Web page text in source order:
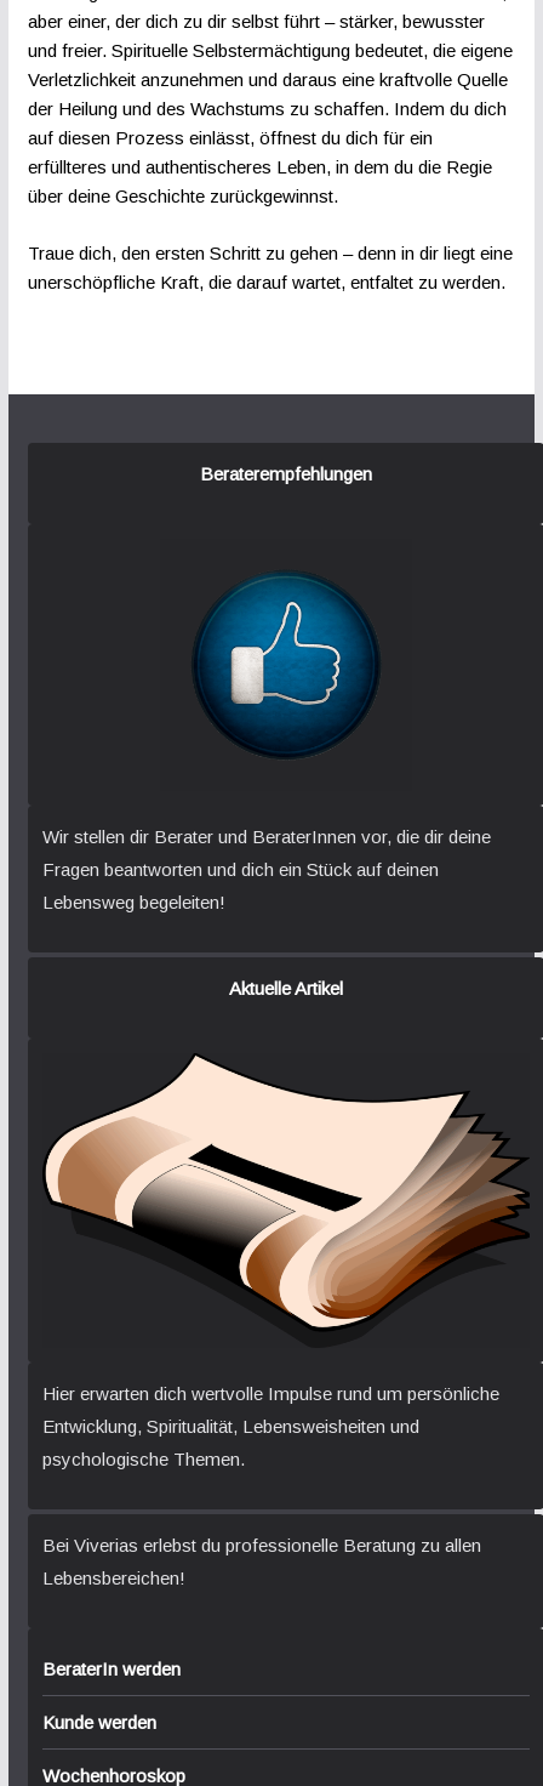
aber einer, der dich zu dir selbst führt – stärker, bewusster
und freier. Spirituelle Selbstermächtigung bedeutet, die eigene
Verletzlichkeit anzunehmen und daraus eine kraftvolle Quelle
der Heilung und des Wachstums zu schaffen. Indem du dich
auf diesen Prozess einlässt, öffnest du dich für ein
erfüllteres und authentischeres Leben, in dem du die Regie
über deine Geschichte zurückgewinnst.
Traue dich, den ersten Schritt zu gehen – denn in dir liegt eine
unerschöpfliche Kraft, die darauf wartet, entfaltet zu werden.
Beraterempfehlungen
Wir stellen dir Berater und BeraterInnen vor, die dir deine
Fragen beantworten und dich ein Stück auf deinen
Lebensweg begeleiten!
Aktuelle Artikel
Hier erwarten dich wertvolle Impulse rund um persönliche
Entwicklung, Spiritualität, Lebensweisheiten und
psychologische Themen.
Bei Viverias erlebst du professionelle Beratung zu allen
Lebensbereichen!
BeraterIn werden
Kunde werden
Wochenhoroskop